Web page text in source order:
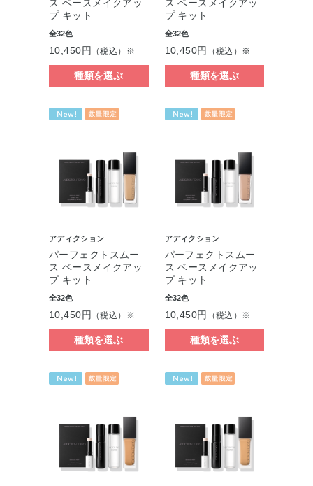
ス ベースメイクアッ
プ キット
全32色
10,450円 （税込）※
種類を選ぶ
ス ベースメイクアッ
プ キット
全32色
10,450円 （税込）※
種類を選ぶ
アディクション
パーフェクトスムー
ス ベースメイクアッ
プ キット
全32色
10,450円 （税込）※
種類を選ぶ
アディクション
パーフェクトスムー
ス ベースメイクアッ
プ キット
全32色
10,450円 （税込）※
種類を選ぶ